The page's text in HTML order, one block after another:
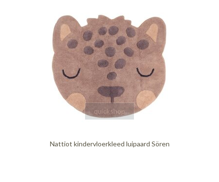
quickshop
Nattiot kindervloerkleed luipaard Sören